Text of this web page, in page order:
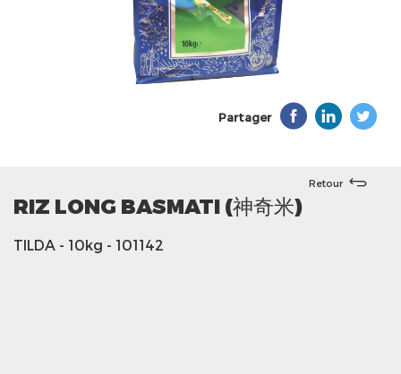
Partager
Retour
RIZ LONG BASMATI (神奇米)
TILDA - 10kg - 101142